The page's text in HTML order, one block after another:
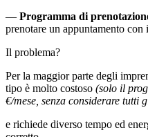
— Programma di
prenotare un appuntamento
Il problema?
Per la maggior parte degli
tipo è molto costoso (solo il
€/mese, senza considerare tutti
e richiede diverso tempo ed